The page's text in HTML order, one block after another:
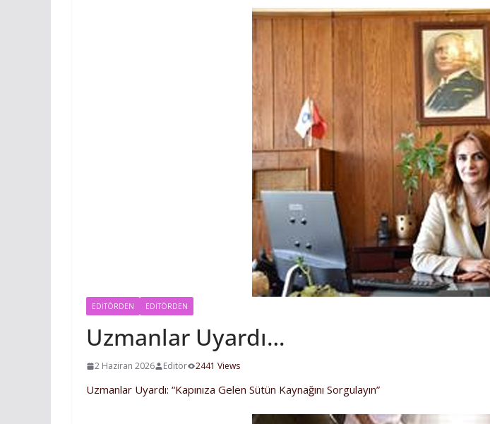
EDİTÖRDEN EDITÖRDEN
Uzmanlar Uyardı…
2 Haziran 2026 Editör 2441 Views
Uzmanlar Uyardı: “Kapınıza Gelen Sütün Kaynağını Sorgulayın”